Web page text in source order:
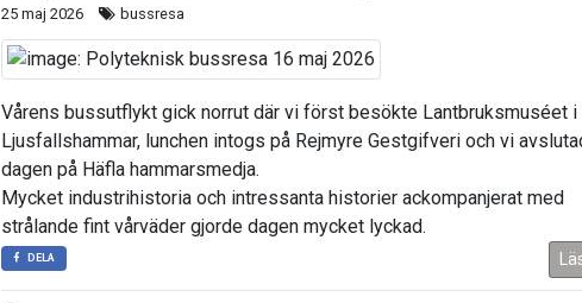
25 maj 2026 bussresa
Vårens bussutflykt gick norrut där vi först besökte Lantbruksmuséet i
Ljusfallshammar, lunchen intogs på Rejmyre Gestgifveri och vi
dagen på Häfla hammarsmedja.
Mycket industrihistoria och intressanta historier ackompanjerat med
strålande fint vårväder gjorde dagen mycket lyckad.
DELA